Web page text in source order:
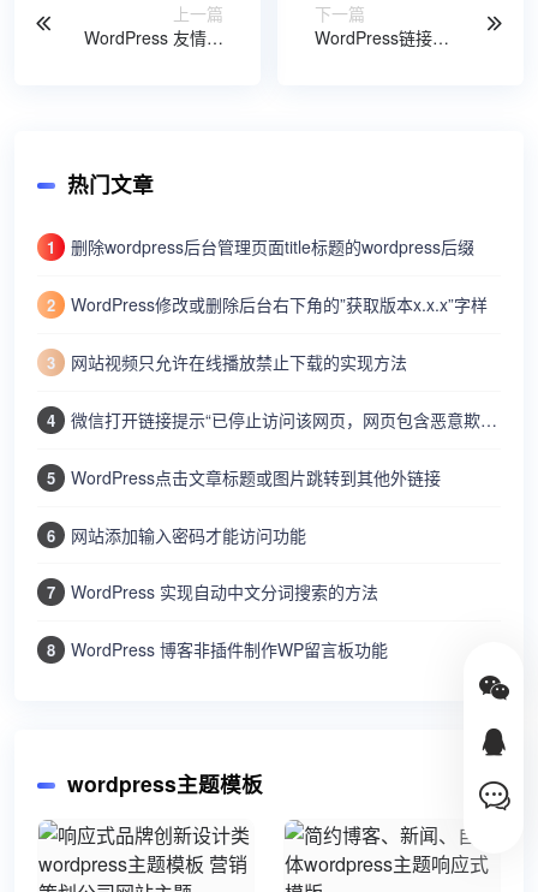
上一篇
WordPress 友情链
下一篇
WordPress链接重
热门文章
1 删除wordpress后台管理页面title标题的wordpress后缀
2 WordPress修改或删除后台右下角的”获取版本x.x.x”字样
3 网站视频只允许在线播放禁止下载的实现方法
4 微信打开链接提示“已停止访问该网页，网页包含恶意欺诈内容…”
5 WordPress点击文章标题或图片跳转到其他外链接
6 网站添加输入密码才能访问功能
7 WordPress 实现自动中文分词搜索的方法
8 WordPress 博客非插件制作WP留言板功能
wordpress主题模板